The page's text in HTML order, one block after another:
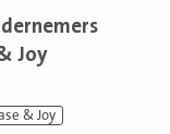
Joy
& Joy